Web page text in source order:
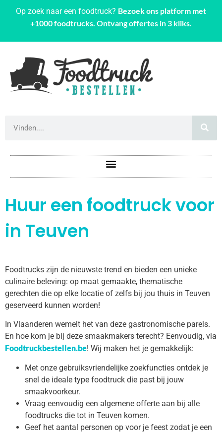
Op zoek naar een foodtruck? Bezoek ons platform met
+1000 foodtrucks. Ontvang offertes in 3 kliks.
Huur een foodtruck voor
in Teuven
Foodtrucks zijn de nieuwste trend en bieden een unieke
culinaire beleving: op maat gemaakte, thematische
gerechten die op elke locatie of zelfs bij jou thuis in Teuven
geserveerd kunnen worden!
In Vlaanderen wemelt het van deze gastronomische parels.
En hoe kom je bij deze smaakmakers terecht? Eenvoudig, via
Foodtruckbestellen.be! Wij maken het je gemakkelijk:
Met onze gebruiksvriendelijke zoekfuncties ontdek je
snel de ideale type foodtruck die past bij jouw
smaakvoorkeur.
Vraag eenvoudig een algemene offerte aan bij alle
foodtrucks die tot in Teuven komen.
Geef het aantal personen op voor je feest zodat je een